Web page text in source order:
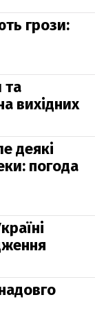
грози:
та
вихідних
деякі
погода